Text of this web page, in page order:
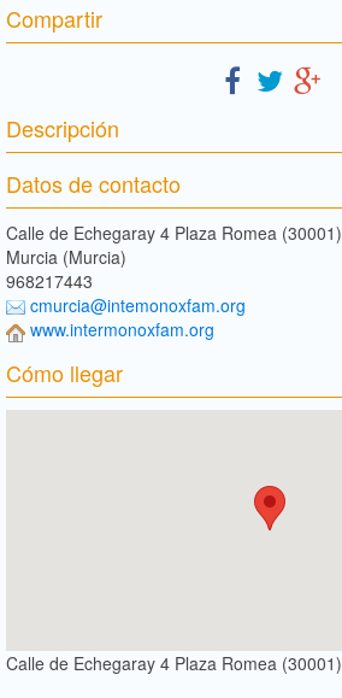
Compartir
Descripción
Datos de contacto
Calle de Echegaray 4 Plaza Romea (30001)
Murcia (Murcia)
968217443
cmurcia@intemonoxfam.org
www.intermonoxfam.org
Cómo llegar
Calle de Echegaray 4 Plaza Romea (30001)